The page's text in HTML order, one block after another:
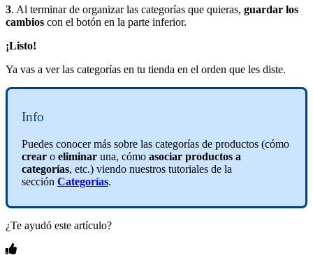
3. Al terminar de organizar las categorías que quieras, guardar los
cambios con el botón en la parte inferior.
¡Listo!
Ya vas a ver las categorías en tu tienda en el orden que les diste.
Info
Puedes conocer más sobre las categorías de productos (cómo
crear o eliminar una, cómo asociar productos a
categorías, etc.) viendo nuestros tutoriales de la
sección Categorías.
¿Te ayudó este artículo?